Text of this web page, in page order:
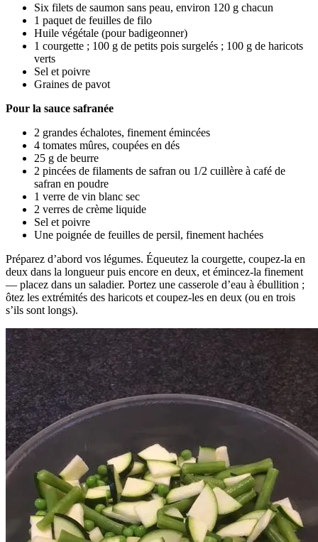
Six filets de saumon sans peau, environ 120 g chacun
1 paquet de feuilles de filo
Huile végétale (pour badigeonner)
1 courgette ; 100 g de petits pois surgelés ; 100 g de haricots
verts
Sel et poivre
Graines de pavot
Pour la sauce safranée
2 grandes échalotes, finement émincées
4 tomates mûres, coupées en dés
25 g de beurre
2 pincées de filaments de safran ou 1/2 cuillère à café de
safran en poudre
1 verre de vin blanc sec
2 verres de crème liquide
Sel et poivre
Une poignée de feuilles de persil, finement hachées
Préparez d’abord vos légumes. Équeutez la courgette, coupez-la en
deux dans la longueur puis encore en deux, et émincez-la finement
— placez dans un saladier. Portez une casserole d’eau à ébullition ;
ôtez les extrémités des haricots et coupez-les en deux (ou en trois
s’ils sont longs).